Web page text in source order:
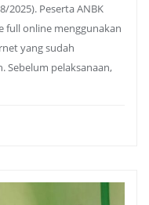
2025). Peserta ANBK
full online menggunakan
yang sudah
Sebelum pelaksanaan,